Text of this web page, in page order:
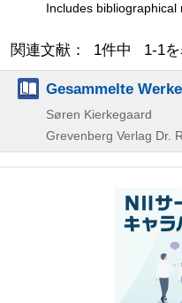
Includes bibliographical
関連文献： 1件中 1-1を
Gesammelte
Søren Kierkegaard
Grevenberg Verlag Dr.